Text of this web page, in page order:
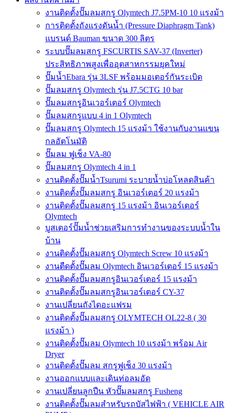
งานติดตั้งปั๊มลมสกรู Olymtech J7.5PM-10 10 แรงม้า
การติดตั้งถังแรงดันน้ำ (Pressure Diaphragm Tank)
แบรนด์ Bauman ขนาด 300 ลิตร
ระบบปั๊มลมสกรู FSCURTIS SAV-37 (Inverter)
ประสิทธิภาพสูงเพื่ออุตสาหกรรมยุคใหม่
ปั๊มน้ำEbara รุ่น 3LSF พร้อมมอเตอร์กันระเบิด
ปั๊มลมสกรู Olymtech รุ่น J7.5CTG 10 bar
ปั๊มลมสกรูอินเวอร์เตอร์ Olymtech
ปั๊มลมสกรูแบบ 4 in 1 Olymtech
ปั๊มลมสกรู Olymtech 15 แรงม้า ใช้งานกับงานแขน
กลอัตโนมัติ
ปั๊มลม ฟูเช็ง VA-80
ปั๊มลมสกรู Olymtech 4 in 1
งานติดตั้งปั๊มน้ำTsurumi ระบายน้ำบ่อโหลดสินค้า
งานติดตั้งปั๊มลมสกรู อินเวอร์เตอร์ 20 แรงม้า
งานติดตั้งปั๊มลมสกรู 15 แรงม้า อินเวอร์เตอร์
Olymtech
บูสเตอร์ปั๊มน้ำช่วยเสริมการทำงานของระบบน้ำใน
บ้าน
งานติดตั้งปั๊มลมสกรู Olymtech Screw 10 แรงม้า
งานตืดตั้งปั๊มลม Olymtech อินเวอร์เตอร์ 15 แรงม้า
งานติดตั้งปั๊มลมสกรูอินเวอร์เตอร์ 15 แรงม้า
งานติดตั้งปั๊มลมสกรูอินเวอร์เตอร์ CY-37
งานเปลี่ยนถังไดอะแฟรม
งานติดตั้งปั๊มลมสกรู OLYMTECH OL22-8 ( 30
แรงม้า )
งานติดตั้งปั๊มลม Olymtech 10 แรงม้า พร้อม Air
Dryer
งานติดตั้งปั๊มลม สกรูฟูเช็ง 30 แรงม้า
งานออกแบบและเดินท่อลมอัด
งานเปลี่ยนลูกปืน หัวปั๊มลมสกรู Fusheng
งานติดตั้งปั๊มลมสำหรับรถบัสไฟฟ้า ( VEHICLE AIR